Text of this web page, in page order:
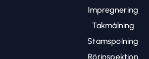
Impregnering
Takmålning
Stamspolning
Rörinspektion